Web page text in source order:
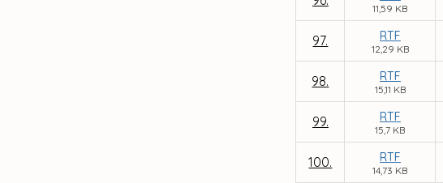
11,59 KB
97. RTF
12,29 KB
98. RTF
15,11 KB
99. RTF
15,7 KB
100. RTF
14,73 KB